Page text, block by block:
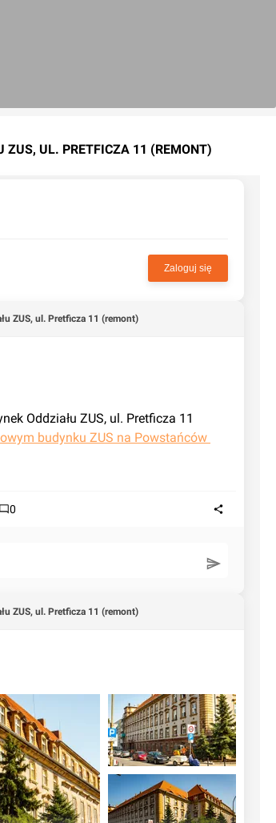
ZUS, UL. PRETFICZA 11 (REMONT)
Zaloguj się
ZUS, ul. Pretficza 11 (remont)
Oddziału ZUS, ul. Pretficza 11
budynku ZUS na Powstańców
0
ZUS, ul. Pretficza 11 (remont)